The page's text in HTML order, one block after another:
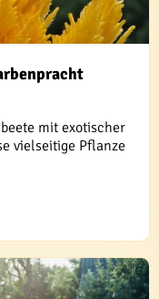
mit exotischer
vielseitige Pflanze